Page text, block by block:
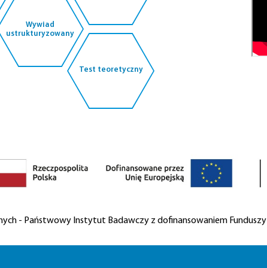
sprawdzanych efektów uczenia się.
Wywiad
ustrukturyzowany
Test teoretyczny
- Państwowy Instytut Badawczy z dofinansowaniem Funduszy